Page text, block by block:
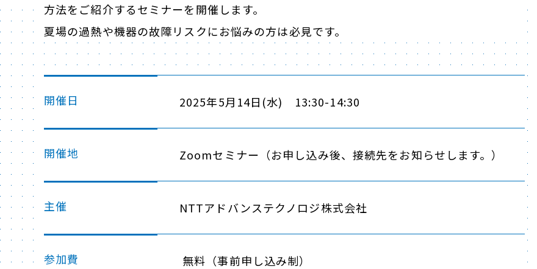
方法をご紹介するセミナーを開催します。
夏場の過熱や機器の故障リスクにお悩みの方は必見です。
開催日 2025年5月14日(水) 13:30-14:30
開催地 Zoomセミナー（お申し込み後、接続先をお知らせします。）
主催 NTTアドバンステクノロジ株式会社
参加費 無料（事前申し込み制）